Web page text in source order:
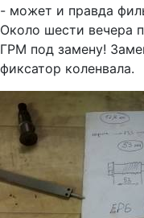
- может и правда
Около шести вечера
ГРМ под замену!
фиксатор коленвала.